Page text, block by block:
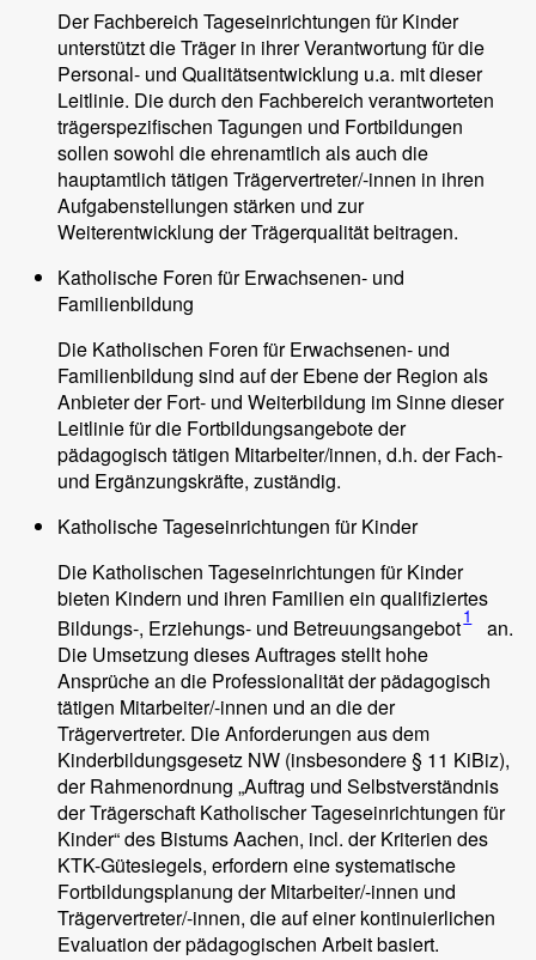
Der Fachbereich Tageseinrichtungen für Kinder
unterstützt die Träger in ihrer Verantwortung für die
Personal- und Qualitätsentwicklung u.a. mit dieser
Leitlinie. Die durch den Fachbereich verantworteten
trägerspezifischen Tagungen und Fortbildungen
sollen sowohl die ehrenamtlich als auch die
hauptamtlich tätigen Trägervertreter/-innen in ihren
Aufgabenstellungen stärken und zur
Weiterentwicklung der Trägerqualität beitragen.
Katholische Foren für Erwachsenen- und
Familienbildung
Die Katholischen Foren für Erwachsenen- und
Familienbildung sind auf der Ebene der Region als
Anbieter der Fort- und Weiterbildung im Sinne dieser
Leitlinie für die Fortbildungsangebote der
pädagogisch tätigen Mitarbeiter/innen, d.h. der Fach-
und Ergänzungskräfte, zuständig.
Katholische Tageseinrichtungen für Kinder
Die Katholischen Tageseinrichtungen für Kinder
bieten Kindern und ihren Familien ein qualifiziertes
Bildungs-, Erziehungs- und Betreuungsangebot1
an.
Die Umsetzung dieses Auftrages stellt hohe
Ansprüche an die Professionalität der pädagogisch
tätigen Mitarbeiter/-innen und an die der
Trägervertreter. Die Anforderungen aus dem
Kinderbildungsgesetz NW (insbesondere § 11 KiBiz),
der Rahmenordnung „Auftrag und Selbstverständnis
der Trägerschaft Katholischer Tageseinrichtungen für
Kinder“ des Bistums Aachen, incl. der Kriterien des
KTK-Gütesiegels, erfordern eine systematische
Fortbildungsplanung der Mitarbeiter/-innen und
Trägervertreter/-innen, die auf einer kontinuierlichen
Evaluation der pädagogischen Arbeit basiert.